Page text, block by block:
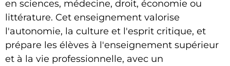
en sciences, médecine, droit, économie ou
littérature. Cet enseignement valorise
l'autonomie, la culture et l'esprit critique, et
prépare les élèves à l'enseignement supérieur
et à la vie professionnelle, avec un